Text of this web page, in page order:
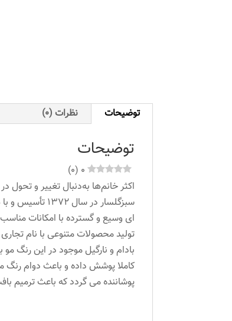
توضیحات نظرات (0)
توضیحات
0
(
0
)
اکثر خانم‌ها به‌دنبال تغییر و
سبزگلسار در
ای وسیع و گسترده با امکانات مناسب
تولید محصولات متنوعی با نام
بادام و نارگیل موجود در این رنگ
کاملا پوشش داده و باعث دوام رنگ
پوشاننده می گردد که باعث ترمیم